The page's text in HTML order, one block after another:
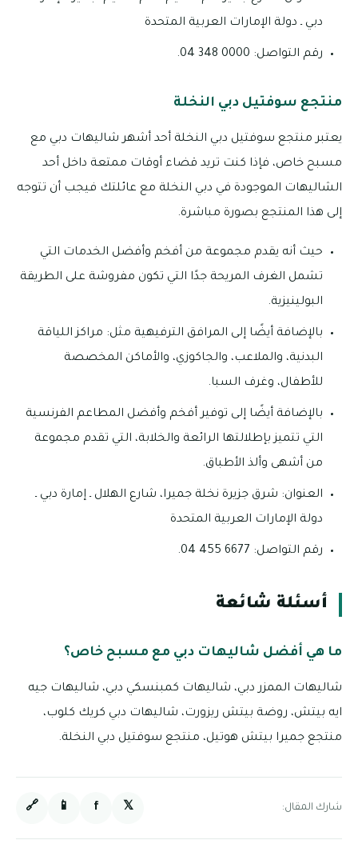
دبي ـ دولة الإمارات العربية المتحدة
رقم التواصل: 0000 348 04.
منتجع سوفتيل دبي النخلة
يعتبر منتجع سوفتيل دبي النخلة أحد أشهر شاليهات دبي مع
مسبح خاص، فإذا كنت تريد قضاء أوقات ممتعة داخل أحد
الشاليهات الموجودة في دبي النخلة مع عائلتك فيجب أن تتوجه
إلى هذا المنتجع بصورة مباشرة.
حيث أنه يقدم مجموعة من أفخم وأفضل الخدمات التي
تشمل الغرف المريحة جدًا التي تكون مفروشة على الطريقة
البولينيزية.
بالإضافة أيضًا إلى المرافق الترفيهية مثل: مراكز اللياقة
البدنية، والملاعب، والجاكوزي، والأماكن المخصصة
للأطفال، وغرف السبا.
بالإضافة أيضًا إلى توفير أفخم وأفضل المطاعم الفرنسية
التي تتميز بإطلالتها الرائعة والخلابة، التي تقدم مجموعة
من أشهى وألذ الأطباق.
العنوان: شرق جزيرة نخلة جميرا، شارع الهلال ـ إمارة دبي ـ
دولة الإمارات العربية المتحدة
رقم التواصل: 6677 455 04.
أسئلة شائعة
ما هي أفضل شاليهات دبي مع مسبح خاص؟
شاليهات الممزر دبي، شاليهات كمبنسكي دبي، شاليهات جيه
ايه بيتش، روضة بيتش ريزورت، شاليهات دبي كريك كلوب،
منتجع جميرا بيتش هوتيل، منتجع سوفتيل دبي النخلة.
شارك المقال: 𝕏
f
📱
🔗